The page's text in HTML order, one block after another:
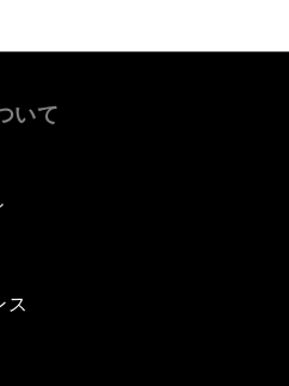
いて
ス